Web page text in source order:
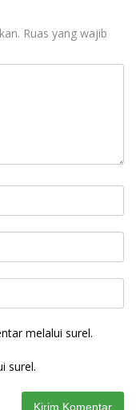
Ruas yang wajib
melalui surel.
surel.